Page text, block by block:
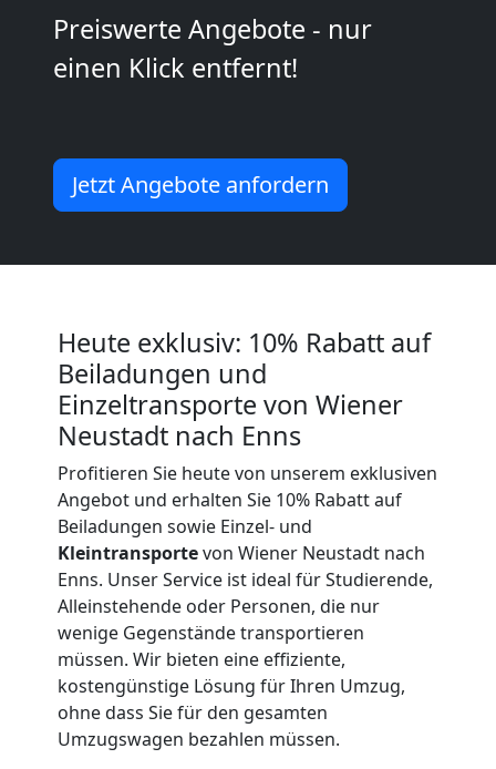
Preiswerte Angebote - nur
einen Klick entfernt!
Jetzt Angebote anfordern
Heute exklusiv: 10% Rabatt auf
Beiladungen und
Einzeltransporte von Wiener
Neustadt nach Enns
Profitieren Sie heute von unserem exklusiven
Angebot und erhalten Sie 10% Rabatt auf
Beiladungen sowie Einzel- und
Kleintransportevon Wiener Neustadt nach
Enns. Unser Service ist ideal für Studierende,
Alleinstehende oder Personen, die nur
wenige Gegenstände transportieren
müssen. Wir bieten eine effiziente,
kostengünstige Lösung für Ihren Umzug,
ohne dass Sie für den gesamten
Umzugswagen bezahlen müssen.
Umzug
Wiener
Neustadt
Küchenumzug
Neustadt
Umzug
und
Lagerung
Wiener
Neustadt
Full-